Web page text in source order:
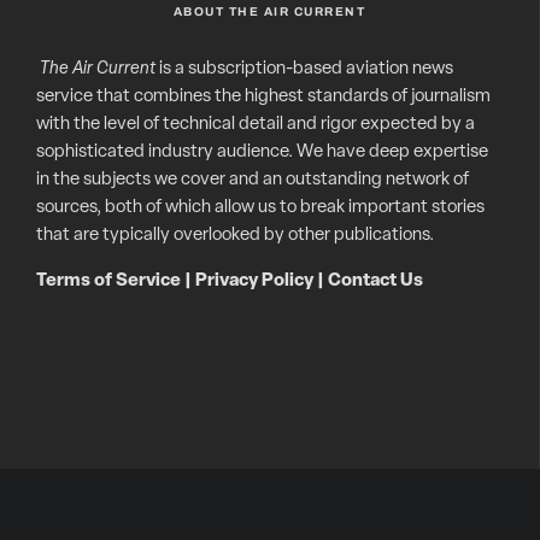
ABOUT THE AIR CURRENT
The Air Currentis a subscription-based aviation news
service that combines the highest standards of journalism
with the level of technical detail and rigor expected by a
sophisticated industry audience. We have deep expertise
in the subjects we cover and an outstanding network of
sources, both of which allow us to break important stories
that are typically overlooked by other publications.
Terms of Service Privacy Policy| Contact Us